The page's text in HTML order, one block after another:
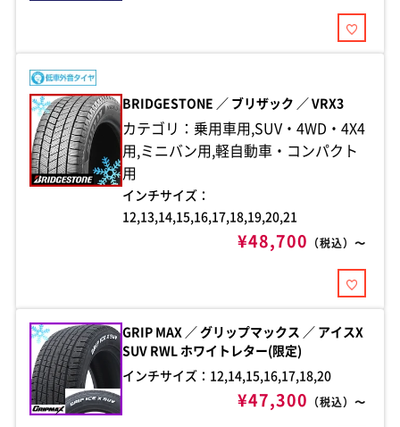
BRIDGESTONE ／ ブリザック ／ VRX3
カテゴリ：乗用車用,SUV・4WD・4X4
用,ミニバン用,軽自動車・コンパクト
用
インチサイズ：
12,13,14,15,16,17,18,19,20,21
¥48,700 （税込）〜
GRIP MAX ／ グリップマックス ／ アイスX
SUV RWL ホワイトレター(限定)
インチサイズ：12,14,15,16,17,18,20
¥47,300 （税込）〜